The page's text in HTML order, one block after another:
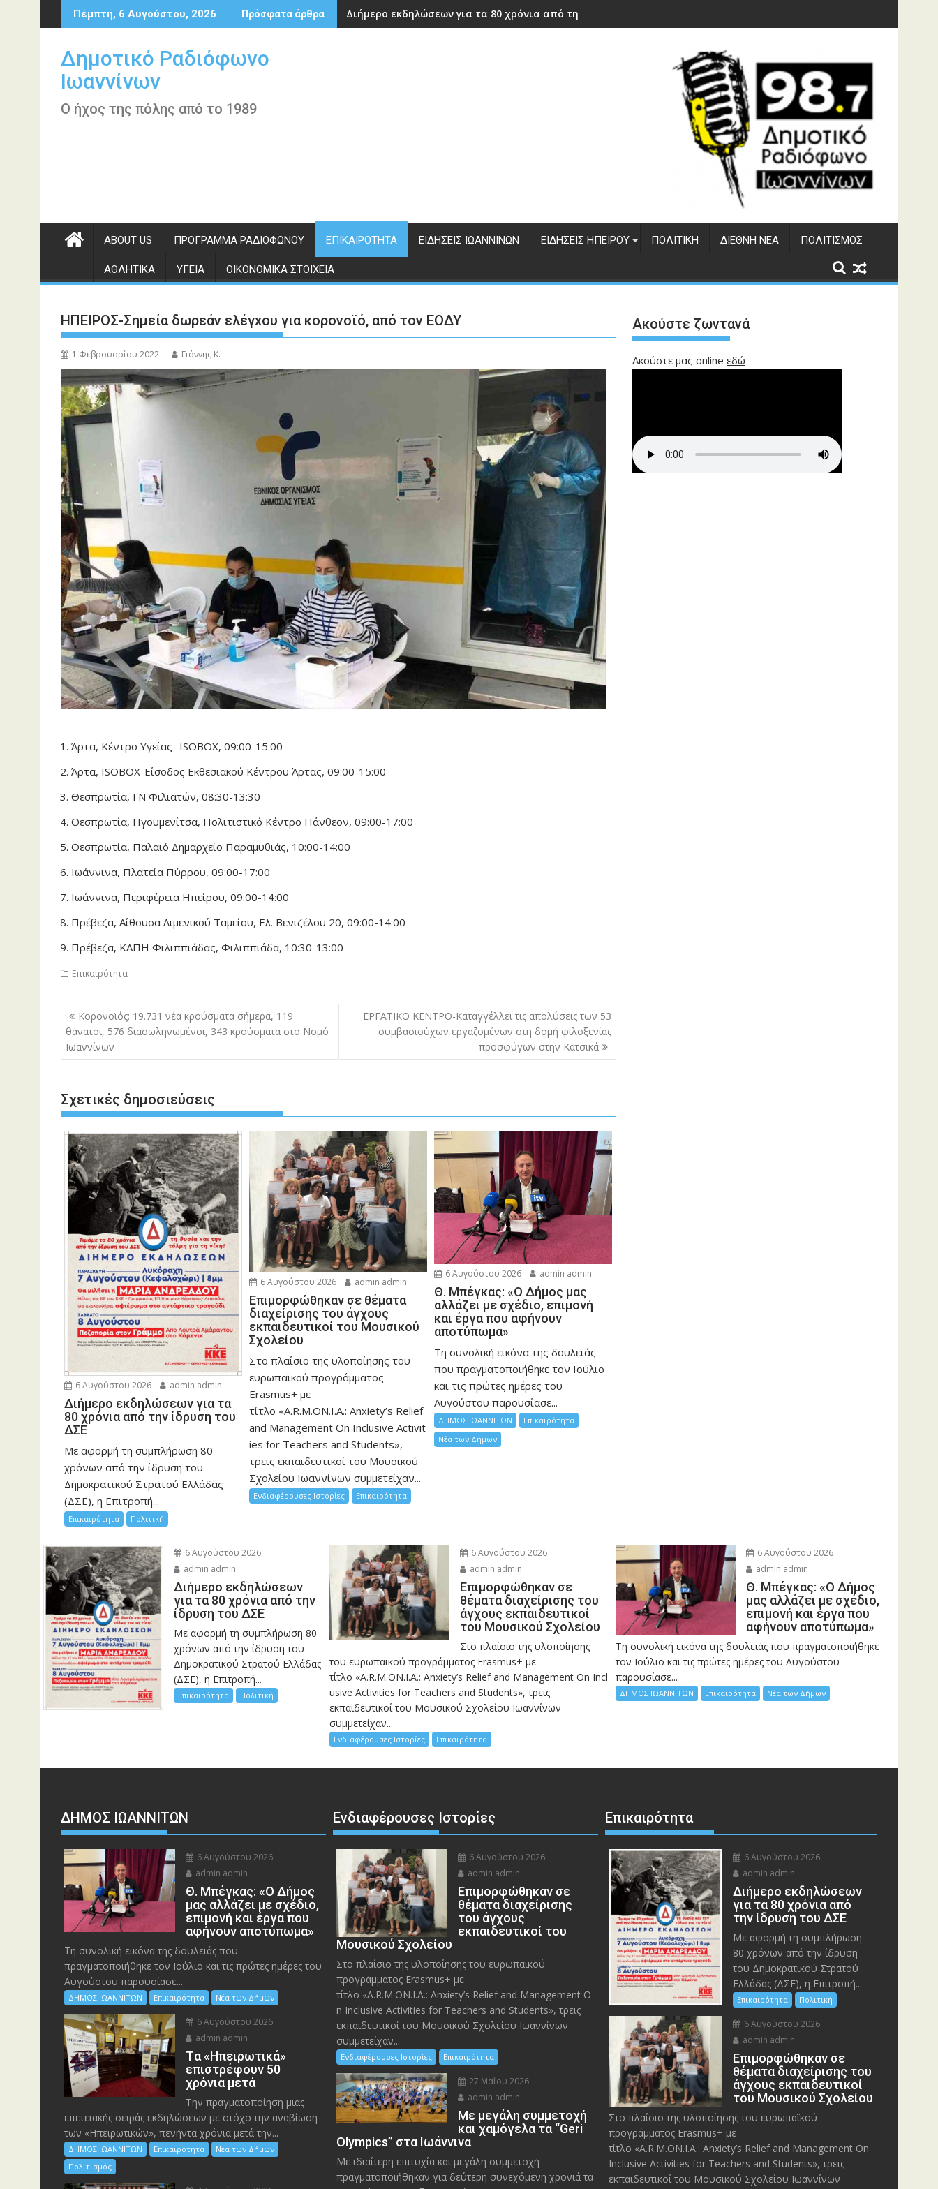
Περάστε
στο
Πέμπτη, 6 Αυγούστου, 2026 Πρόσφατα άρθρα Διήμερο εκδηλώσεων για τα 80 χρόνια από την ίδρυση του ΔΣΕ
Δημοτικό Ραδιόφωνο
Ιωαννίνων
Ο ήχος της πόλης από το 1989
ABOUT US ΠΡΌΓΡΑΜΜΑ ΡΑΔΙΟΦΏΝΟΥ ΕΠΙΚΑΙΡΌΤΗΤΑ ΕΙΔΉΣΕΙΣ ΙΩΑΝΝΊΝΩΝ ΕΙΔΉΣΕΙΣ ΗΠΕΊΡΟΥ ΠΟΛΙΤΙΚΉ ΔΙΕΘΝΉ ΝΈΑ ΠΟΛΙΤΙΣΜΌΣ
ΑΘΛΗΤΙΚΆ ΥΓΕΊΑ ΟΙΚΟΝΟΜΙΚΆ ΣΤΟΙΧΕΊΑ
ΗΠΕΙΡΟΣ-Σημεία δωρεάν ελέγxου για κορονοϊό, από τον ΕΟΔΥ
1 Φεβρουαρίου 2022 Γιάννης Κ.
Άρτα, Κέντρο Υγείας- ISOBOX, 09:00-15:00
Άρτα, ISOBOX-Είσοδος Εκθεσιακού Κέντρου Άρτας, 09:00-15:00
Θεσπρωτία, ΓΝ Φιλιατών, 08:30-13:30
Θεσπρωτία, Ηγουμενίτσα, Πολιτιστικό Κέντρο Πάνθεον, 09:00-17:00
Θεσπρωτία, Παλαιό Δημαρχείο Παραμυθιάς, 10:00-14:00
Ιωάννινα, Πλατεία Πύρρου, 09:00-17:00
Ιωάννινα, Περιφέρεια Ηπείρου, 09:00-14:00
Πρέβεζα, Αίθουσα Λιμενικού Ταμείου, Ελ. Βενιζέλου 20, 09:00-14:00
Πρέβεζα, ΚΑΠΗ Φιλιππιάδας, Φιλιππιάδα, 10:30-13:00
Επικαιρότητα
Πλοήγηση
άρθρων
Κορονοϊός: 19.731 νέα κρούσματα σήμερα, 119
θάνατοι, 576 διασωληνωμένοι, 343 κρούσματα στο Νομό
Ιωαννίνων
ΕΡΓΑΤΙΚΟ ΚΕΝΤΡΟ-Καταγγέλλει τις απολύσεις των 53
συμβασιούχων εργαζομένων στη δομή φιλοξενίας
προσφύγων στην Κατσικά
Σχετικές δημοσιεύσεις
6 Αυγούστου 2026 admin admin
Διήμερο εκδηλώσεων για τα
80 χρόνια από την ίδρυση του
ΔΣΕ
Με αφορμή τη συμπλήρωση 80
χρόνων από την ίδρυση του
Δημοκρατικού Στρατού Ελλάδας
(ΔΣΕ), η Επιτροπή...
Επικαιρότητα Πολιτική
6 Αυγούστου 2026 admin admin
Eπιμορφώθηκαν σε θέματα
διαχείρισης του άγχους
εκπαιδευτικοί του Μουσικού
Σχολείου
Στο πλαίσιο της υλοποίησης του
ευρωπαϊκού προγράμματος
Erasmus+ με
τίτλο «A.R.M.ON.I.A.: Anxiety’s Relief
and Management On Inclusive Activit
ies for Teachers and Students»,
τρεις εκπαιδευτικοί του Μουσικού
Σχολείου Ιωαννίνων συμμετείχαν...
Ενδιαφέρουσες Ιστορίες Επικαιρότητα
6 Αυγούστου 2026 admin admin
Θ. Μπέγκας: «Ο Δήμος μας
αλλάζει με σχέδιο, επιμονή
και έργα που αφήνουν
αποτύπωμα»
Τη συνολική εικόνα της δουλειάς
που πραγματοποιήθηκε τον Ιούλιο
και τις πρώτες ημέρες του
Αυγούστου παρουσίασε...
ΔΗΜΟΣ ΙΩΑΝΝΙΤΩΝ
Επικαιρότητα
Νέα των Δήμων
Ακούστε ζωντανά
Ακούστε μας online εδώ
6 Αυγούστου 2026
admin admin
Διήμερο εκδηλώσεων
για τα 80 χρόνια από την
ίδρυση του ΔΣΕ
Με αφορμή τη συμπλήρωση 80
χρόνων από την ίδρυση του
Δημοκρατικού Στρατού Ελλάδας
(ΔΣΕ), η Επιτροπή...
Επικαιρότητα Πολιτική
6 Αυγούστου 2026
admin admin
Eπιμορφώθηκαν σε
θέματα διαχείρισης του
άγχους εκπαιδευτικοί
του Μουσικού Σχολείου
Στο πλαίσιο της υλοποίησης
του ευρωπαϊκού προγράμματος Erasmus+ με
τίτλο «A.R.M.ON.I.A.: Anxiety’s Relief and Management On Incl
usive Activities for Teachers and Students», τρεις
εκπαιδευτικοί του Μουσικού Σχολείου Ιωαννίνων
συμμετείχαν...
Ενδιαφέρουσες Ιστορίες Επικαιρότητα
6 Αυγούστου 2026
admin admin
Θ. Μπέγκας: «Ο Δήμος
μας αλλάζει με σχέδιο,
επιμονή και έργα που
αφήνουν αποτύπωμα»
Τη συνολική εικόνα της δουλειάς που πραγματοποιήθηκε
τον Ιούλιο και τις πρώτες ημέρες του Αυγούστου
παρουσίασε...
ΔΗΜΟΣ ΙΩΑΝΝΙΤΩΝ Επικαιρότητα Νέα των Δήμων
ΔΗΜΟΣ ΙΩΑΝΝΙΤΩΝ
6 Αυγούστου 2026
admin admin
Θ. Μπέγκας: «Ο Δήμος
μας αλλάζει με σχέδιο,
επιμονή και έργα που
αφήνουν αποτύπωμα»
Τη συνολική εικόνα της δουλειάς που
πραγματοποιήθηκε τον Ιούλιο και τις πρώτες ημέρες του
Αυγούστου παρουσίασε...
ΔΗΜΟΣ ΙΩΑΝΝΙΤΩΝ Επικαιρότητα Νέα των Δήμων
6 Αυγούστου 2026
admin admin
Tα «Ηπειρωτικά»
επιστρέφουν 50
χρόνια μετά
Την πραγματοποίηση μιας
επετειακής σειράς εκδηλώσεων με στόχο την αναβίωση
των «Ηπειρωτικών», πενήντα χρόνια μετά την...
ΔΗΜΟΣ ΙΩΑΝΝΙΤΩΝ Επικαιρότητα
Νέα των Δήμων
Πολιτισμός
Ενδιαφέρουσες Ιστορίες
6 Αυγούστου 2026
admin admin
Eπιμορφώθηκαν σε
θέματα διαχείρισης
του άγχους
εκπαιδευτικοί του
Μουσικού Σχολείου
Στο πλαίσιο της υλοποίησης του ευρωπαϊκού
προγράμματος Erasmus+ με
τίτλο «A.R.M.ON.I.A.: Anxiety’s Relief and Management O
n Inclusive Activities for Teachers and Students», τρεις
εκπαιδευτικοί του Μουσικού Σχολείου Ιωαννίνων
συμμετείχαν...
Ενδιαφέρουσες Ιστορίες Επικαιρότητα
27 Μαΐου 2026
admin admin
Με μεγάλη συμμετοχή
και χαμόγελα τα “Geri
Olympics” στα Ιωάννινα
Με ιδιαίτερη επιτυχία και μεγάλη συμμετοχή
πραγματοποιήθηκαν για δεύτερη συνεχόμενη χρονιά τα
Επικαιρότητα
6 Αυγούστου 2026
admin admin
Διήμερο εκδηλώσεων
για τα 80 χρόνια από
την ίδρυση του ΔΣΕ
Με αφορμή τη συμπλήρωση
80 χρόνων από την ίδρυση
του Δημοκρατικού Στρατού
Ελλάδας (ΔΣΕ), η Επιτροπή...
Επικαιρότητα Πολιτική
6 Αυγούστου 2026
admin admin
Eπιμορφώθηκαν σε
θέματα διαχείρισης του
άγχους εκπαιδευτικοί
του Μουσικού Σχολείου
Στο πλαίσιο της υλοποίησης του ευρωπαϊκού
προγράμματος Erasmus+ με
τίτλο «A.R.M.ON.I.A.: Anxiety’s Relief and Management On
Inclusive Activities for Teachers and Students», τρεις
εκπαιδευτικοί του Μουσικού Σχολείου Ιωαννίνων